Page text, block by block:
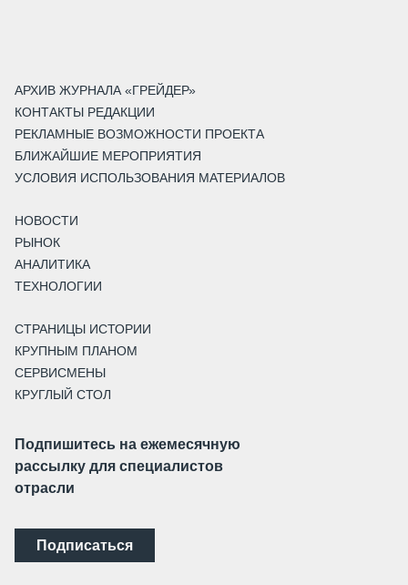
АРХИВ ЖУРНАЛА «ГРЕЙДЕР»
КОНТАКТЫ РЕДАКЦИИ
РЕКЛАМНЫЕ ВОЗМОЖНОСТИ ПРОЕКТА
БЛИЖАЙШИЕ МЕРОПРИЯТИЯ
УСЛОВИЯ ИСПОЛЬЗОВАНИЯ МАТЕРИАЛОВ
НОВОСТИ
РЫНОК
АНАЛИТИКА
ТЕХНОЛОГИИ
СТРАНИЦЫ ИСТОРИИ
КРУПНЫМ ПЛАНОМ
СЕРВИСМЕНЫ
КРУГЛЫЙ СТОЛ
Подпишитесь на ежемесячную
рассылку для специалистов
отрасли
Подписаться